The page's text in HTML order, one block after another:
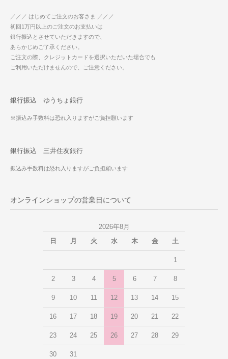
／／／ はじめてご注文のお客さま ／／／
初回1万円以上のご注文のお支払いは
銀行振込とさせていただきますので、
あらかじめご了承ください。
ご注文の際、クレジットカードを選択いただいた場合でも
ご利用いただけませんので、ご注意ください。
銀行振込 ゆうちょ銀行
※振込み手数料は恐れ入りますがご負担願います
銀行振込 三井住友銀行
振込み手数料は恐れ入りますがご負担願います
オンラインショップの営業日について
2026年8月
日
月 火 水 木 金 土
1
2 3 4 5 6 7 8
9 10 11 12 13 14 15
16 17 18 19 20 21 22
23 24 25 26 27 28 29
30 31